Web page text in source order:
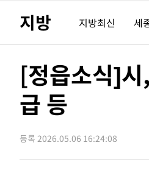
-17977초 전 >
[속보]與 당대표 경
-17879초 전 >[속보]與 당대표 경
득표
-15594초 전 >"일본축구협회, 대한
-8236초 전 >
상-3601초 전 >
-2800초 전 >'2경기 연속 침묵' 손흥
-1552초 전 >이강인, 오늘 서울서
지방 지방최신 세
[정읍소식]
급 등
등록 2026.05.06 16:24:08